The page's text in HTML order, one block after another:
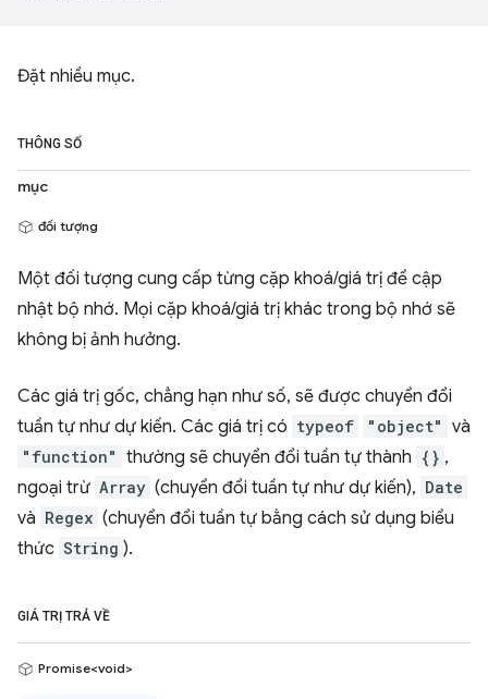
Đặt nhiều mục.
THÔNG SỐ
mục
đối tượng
Một đối tượng cung cấp từng cặp khoá/giá trị để cập
nhật bộ nhớ. Mọi cặp khoá/giá trị khác trong bộ nhớ sẽ
không bị ảnh hưởng.
Các giá trị gốc, chẳng hạn như số, sẽ được chuyển đổi
tuần tự như dự kiến. Các giá trị có typeof "object" và
"function" thường sẽ chuyển đổi tuần tự thành {} ,
ngoại trừ Array (chuyển đổi tuần tự như dự kiến), Date
và Regex (chuyển đổi tuần tự bằng cách sử dụng biểu
thức String ).
GIÁ TRỊ TRẢ VỀ
Promise<void>